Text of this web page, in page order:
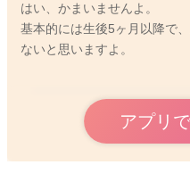
はい、かまいませんよ。
基本的には生後5ヶ月以降で
ないと思いますよ。
アプリ